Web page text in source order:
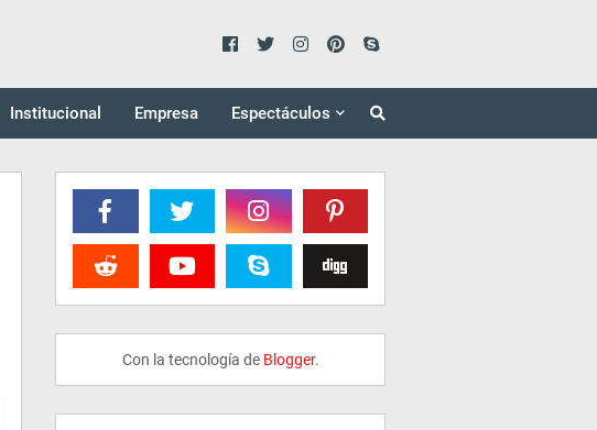
Institucional Empresa Espectáculos
Con la tecnología de Blogger.